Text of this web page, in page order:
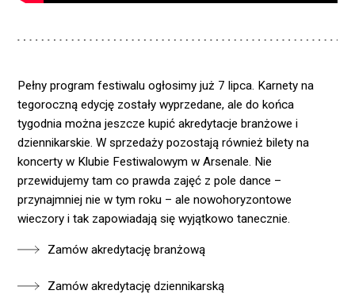
Pełny program festiwalu ogłosimy już 7 lipca. Karnety na
tegoroczną edycję zostały wyprzedane, ale do końca
tygodnia można jeszcze kupić akredytacje branżowe i
dziennikarskie. W sprzedaży pozostają również bilety na
koncerty w Klubie Festiwalowym w Arsenale. Nie
przewidujemy tam co prawda zajęć z pole dance –
przynajmniej nie w tym roku – ale nowohoryzontowe
wieczory i tak zapowiadają się wyjątkowo tanecznie.
Zamów akredytację branżową
Zamów akredytację dziennikarską